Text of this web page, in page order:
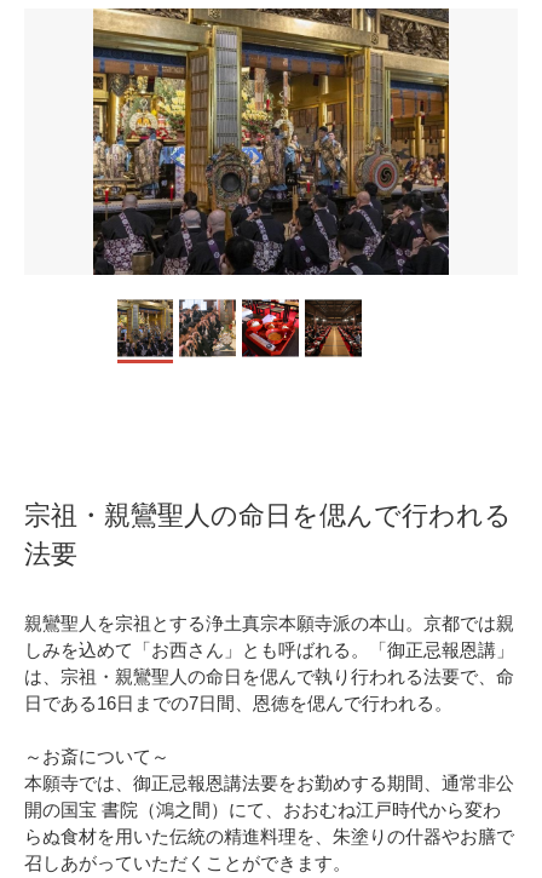
宗祖・親鸞聖人の命日を偲んで行われる
法要
親鸞聖人を宗祖とする浄土真宗本願寺派の本山。京都では親
しみを込めて「お西さん」とも呼ばれる。「御正忌報恩講」
は、宗祖・親鸞聖人の命日を偲んで執り行われる法要で、命
日である16日までの7日間、恩徳を偲んで行われる。
～お斎について～
本願寺では、御正忌報恩講法要をお勤めする期間、通常非公
開の国宝 書院（鴻之間）にて、おおむね江戸時代から変わ
らぬ食材を用いた伝統の精進料理を、朱塗りの什器やお膳で
召しあがっていただくことができます。